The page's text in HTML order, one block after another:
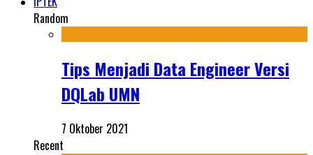
Random
Tips Menjadi Data Engineer Versi
DQLab UMN
7 Oktober 2021
Recent